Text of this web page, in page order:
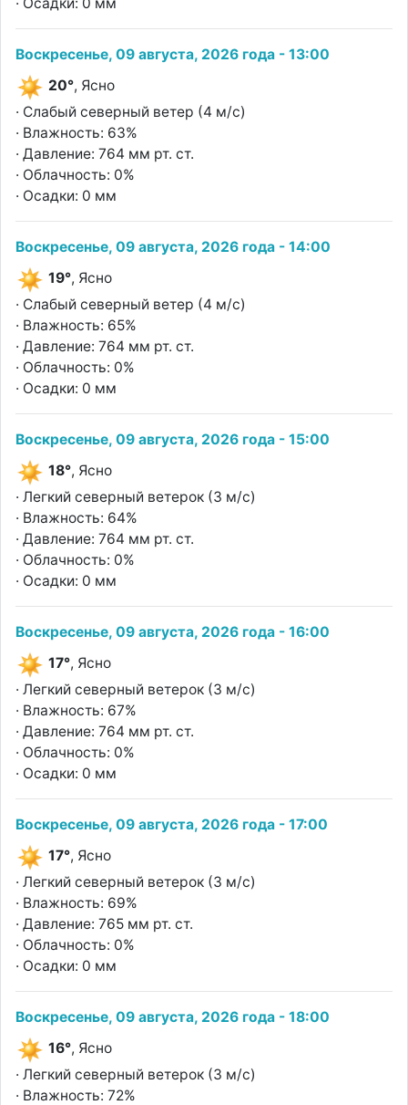
Воскресенье, 09 августа, 2026 года - 13:00
20°, Ясно
· Слабый северный ветер (4 м/с)
· Влажность: 63%
· Давление: 764 мм рт. ст.
· Облачность: 0%
· Осадки: 0 мм
Воскресенье, 09 августа, 2026 года - 14:00
19°, Ясно
· Слабый северный ветер (4 м/с)
· Влажность: 65%
· Давление: 764 мм рт. ст.
· Облачность: 0%
· Осадки: 0 мм
Воскресенье, 09 августа, 2026 года - 15:00
18°, Ясно
· Легкий северный ветерок (3 м/с)
· Влажность: 64%
· Давление: 764 мм рт. ст.
· Облачность: 0%
· Осадки: 0 мм
Воскресенье, 09 августа, 2026 года - 16:00
17°, Ясно
· Легкий северный ветерок (3 м/с)
· Влажность: 67%
· Давление: 764 мм рт. ст.
· Облачность: 0%
· Осадки: 0 мм
Воскресенье, 09 августа, 2026 года - 17:00
17°, Ясно
· Легкий северный ветерок (3 м/с)
· Влажность: 69%
· Давление: 765 мм рт. ст.
· Облачность: 0%
· Осадки: 0 мм
Воскресенье, 09 августа, 2026 года - 18:00
16°, Ясно
· Легкий северный ветерок (3 м/с)
· Влажность: 72%